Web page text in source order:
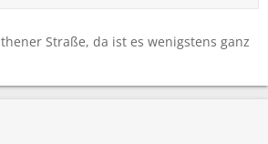
Straße, da ist es wenigstens ganz